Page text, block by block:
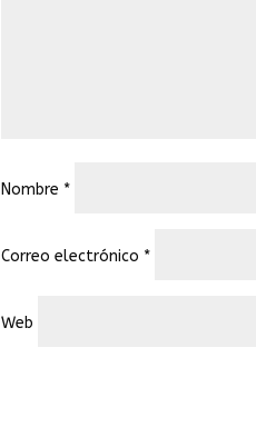
Nombre *
Correo electrónico *
Web